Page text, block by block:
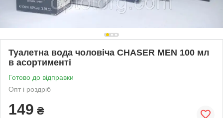
Туалетна вода чоловіча CHASER MEN 100 мл
в асортименті
Готово до відправки
Опт і роздріб
149 ₴